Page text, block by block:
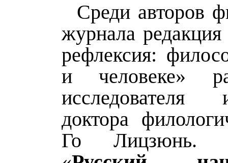
Среди авторов
журнала
рефлексия:
и человеке»
доктора
Го Лицзюнь.